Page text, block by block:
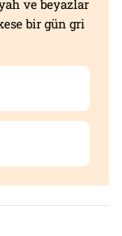
ve beyazlar
bir gün gri